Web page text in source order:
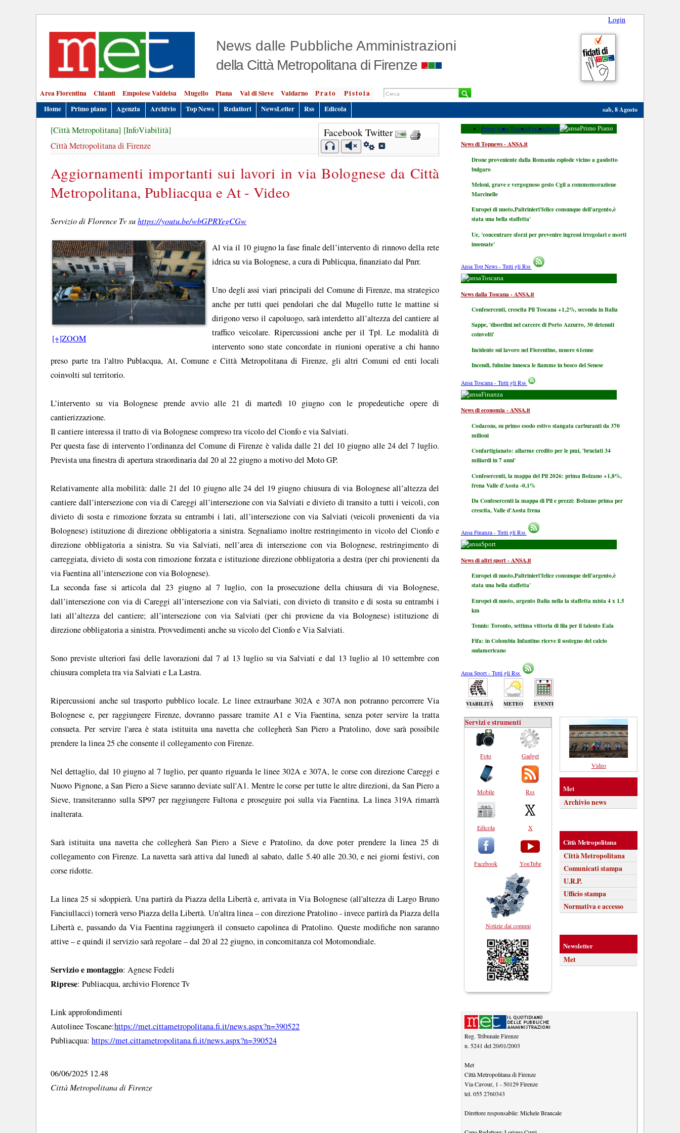
Login
News dalle Pubbliche Amministrazioni
della Città Metropolitana di Firenze
Area Fiorentina Chianti Empolese Valdelsa Mugello Piana Val di Sieve Valdarno Prato
Pistoia
Home
Primo piano Agenzia Archivio Top News Redattori NewsLetter Rss Edicola sab, 8 Agosto
Facebook Twitter
[Città Metropolitana] [InfoViabilità]
Città Metropolitana di Firenze
Aggiornamenti importanti sui lavori in via Bolognese da Città
Metropolitana, Publiacqua e At - Video
Servizio di Florence Tv suhttps://youtu.be/wbGPRYegCGw
[+]ZOOM
Al via il 10 giugno la fase finale dell’intervento di rinnovo della rete
idrica su via Bolognese, a cura di Publicqua, finanziato dal Pnrr.
Uno degli assi viari principali del Comune di Firenze, ma strategico
anche per tutti quei pendolari che dal Mugello tutte le mattine si
dirigono verso il capoluogo, sarà interdetto all’altezza del cantiere al
traffico veicolare. Ripercussioni anche per il Tpl. Le modalità di
intervento sono state concordate in riunioni operative a chi hanno
preso parte tra l'altro Publacqua, At, Comune e Città Metropolitana di Firenze, gli altri Comuni ed enti locali
coinvolti sul territorio.
L’intervento su via Bolognese prende avvio alle 21 di martedì 10 giugno con le propedeutiche opere di
cantierizzazione.
Il cantiere interessa il tratto di via Bolognese compreso tra vicolo del Cionfo e via Salviati.
Per questa fase di intervento l’ordinanza del Comune di Firenze è valida dalle 21 del 10 giugno alle 24 del 7 luglio.
Prevista una finestra di apertura straordinaria dal 20 al 22 giugno a motivo del Moto GP.
Relativamente alla mobilità: dalle 21 del 10 giugno alle 24 del 19 giugno chiusura di via Bolognese all’altezza del
cantiere dall’intersezione con via di Careggi all’intersezione con via Salviati e divieto di transito a tutti i veicoli, con
divieto di sosta e rimozione forzata su entrambi i lati, all’intersezione con via Salviati (veicoli provenienti da via
Bolognese) istituzione di direzione obbligatoria a sinistra. Segnaliamo inoltre restringimento in vicolo del Cionfo e
direzione obbligatoria a sinistra. Su via Salviati, nell’area di intersezione con via Bolognese, restringimento di
carreggiata, divieto di sosta con rimozione forzata e istituzione direzione obbligatoria a destra (per chi provienenti da
via Faentina all’intersezione con via Bolognese).
La seconda fase si articola dal 23 giugno al 7 luglio, con la prosecuzione della chiusura di via Bolognese,
dall’intersezione con via di Careggi all’intersezione con via Salviati, con divieto di transito e di sosta su entrambi i
lati all’altezza del cantiere; all’intersezione con via Salviati (per chi proviene da via Bolognese) istituzione di
direzione obbligatoria a sinistra. Provvedimenti anche su vicolo del Cionfo e Via Salviati.
Sono previste ulteriori fasi delle lavorazioni dal 7 al 13 luglio su via Salviati e dal 13 luglio al 10 settembre con
chiusura completa tra via Salviati e La Lastra.
Ripercussioni anche sul trasporto pubblico locale. Le linee extraurbane 302A e 307A non potranno percorrere Via
Bolognese e, per raggiungere Firenze, dovranno passare tramite A1 e Via Faentina, senza poter servire la tratta
consueta. Per servire l'area è stata istituita una navetta che collegherà San Piero a Pratolino, dove sarà possibile
prendere la linea 25 che consente il collegamento con Firenze.
Nel dettaglio, dal 10 giugno al 7 luglio, per quanto riguarda le linee 302A e 307A, le corse con direzione Careggi e
Nuovo Pignone, a San Piero a Sieve saranno deviate sull'A1. Mentre le corse per tutte le altre direzioni, da San Piero a
Sieve, transiteranno sulla SP97 per raggiungere Faltona e proseguire poi sulla via Faentina. La linea 319A rimarrà
inalterata.
Sarà istituita una navetta che collegherà San Piero a Sieve e Pratolino, da dove poter prendere la linea 25 di
collegamento con Firenze. La navetta sarà attiva dal lunedì al sabato, dalle 5.40 alle 20.30, e nei giorni festivi, con
corse ridotte.
La linea 25 si sdoppierà. Una partirà da Piazza della Libertà e, arrivata in Via Bolognese (all'altezza di Largo Bruno
Fanciullacci) tornerà verso Piazza della Libertà. Un'altra linea – con direzione Pratolino - invece partirà da Piazza della
Libertà e, passando da Via Faentina raggiungerà il consueto capolinea di Pratolino. Queste modifiche non saranno
attive – e quindi il servizio sarà regolare – dal 20 al 22 giugno, in concomitanza col Motomondiale.
Servizio e montaggio: Agnese Fedeli
Riprese: Publiacqua, archivio Florence Tv
Link approfondimenti
Autolinee Toscane:https://met.cittametropolitana.fi.it/news.aspx?n=390522
Publiacqua:https://met.cittametropolitana.fi.it/news.aspx?n=390524
06/06/2025 12.48
Città Metropolitana di Firenze
Primo pianoToscanaFinanzaSport Primo Piano
News di Topnews - ANSA.it
Drone proveniente dalla Romania esplode vicino a gasdotto
bulgaro
Meloni, grave e vergognoso gesto Cgil a commemorazione
Marcinelle
Europei di nuoto,Paltrinieri'felice comunque dell'argento,è
stata una bella staffetta'
Ue, 'concentrare sforzi per prevenire ingressi irregolari e morti
insensate'
Ansa Top News - Tutti gli Rss
Toscana
News dalla Toscana - ANSA.it
Confesercenti, crescita Pil Toscana +1,2%, seconda in Italia
Sappe, 'disordini nel carcere di Porto Azzurro, 30 detenuti
coinvolti'
Incidente sul lavoro nel Fiorentino, muore 61enne
Incendi, fulmine innesca le fiamme in bosco del Senese
Ansa Toscana - Tutti gli Rss
Finanza
News di economia - ANSA.it
Codacons, su primo esodo estivo stangata carburanti da 370
milioni
Confartigianato: allarme credito per le pmi, 'bruciati 34
miliardi in 7 anni'
Confesercenti, la mappa del Pil 2026: prima Bolzano +1,8%,
frena Valle d'Aosta -0,1%
Da Confesercenti la mappa di Pil e prezzi: Bolzano prima per
crescita, Valle d'Aosta frena
Ansa Finanza - Tutti gli Rss
Sport
News di altri sport - ANSA.it
Europei di nuoto,Paltrinieri'felice comunque dell'argento,è
stata una bella staffetta'
Europei di nuoto, argento Italia nella la staffetta mista 4 x 1.5
km
Tennis: Toronto, settima vittoria di fila per il talento Eala
Fifa: in Colombia Infantino riceve il sostegno del calcio
sudamericano
Ansa Sport - Tutti gli Rss
VIABILITÀ METEO EVENTI
Servizi e strumenti
Foto
Mobile
Edicola
Facebook
Gadget
Rss
X
YouTube
Notizie dai comuni
Video
Met
Archivio news
Città Metropolitana
Città Metropolitana
Comunicati stampa
U.R.P.
Ufficio stampa
Normativa e accesso
Newsletter
Met
Reg. Tribunale Firenze
n. 5241 del 20/01/2003
Met
Città Metropolitana di Firenze
Via Cavour, 1 - 50129 Firenze
tel. 055 2760343
Direttore responsabile:Michele Brancale